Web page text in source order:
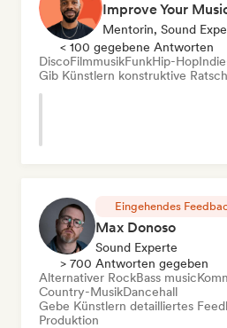
Mentorin, Sound
< 100 gegebene Antworten
DiscoFilmmusikFunkHip-Hop
Gib Künstlern konstruktive
Eingehendes
Max Donoso
Sound Experte
> 700 Antworten gegeben
Alternativer RockBass music
Country-MusikDancehall
Gebe Künstlern detailliertes
Produktion